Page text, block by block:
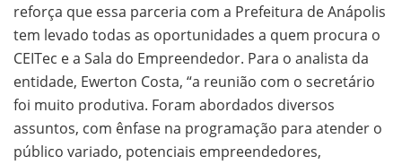
reforça que essa parceria com a Prefeitura de Anápolis
tem levado todas as oportunidades a quem procura o
CEITec e a Sala do Empreendedor. Para o analista da
entidade, Ewerton Costa, “a reunião com o secretário
foi muito produtiva. Foram abordados diversos
assuntos, com ênfase na programação para atender o
público variado, potenciais empreendedores,